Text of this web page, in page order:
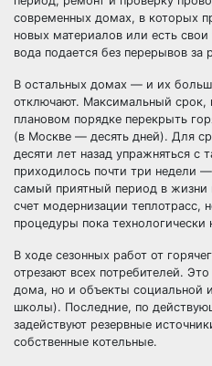
современных домах, в которых
новых материалов или есть
вода подается без перерывов
В остальных домах — и их
отключают. Максимальный срок,
плановом порядке перекрыть
(в Москве — десять дней). Для
десяти лет назад упражняться с
приходилось почти три недели
самый приятный период в жизни
счет модернизации теплотрасс,
процедуры пока технологически
В ходе сезонных работ от
отрезают всех потребителей.
дома, но и объекты социальной
школы). Последние, по
задействуют резервные
собственные котельные.